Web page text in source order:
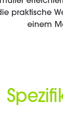
praktische
einem